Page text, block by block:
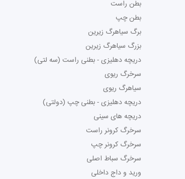
بطن راست
بطن چپ
برگ سیاهرگ زیرین
بزرگ سیاهرگ زیرین
دریچه دهلیزی - بطنی راست (سه لتی)
سرخرگ ریوی
سیاهرگ ریوی
دریچه دهلیزی - بطنی چپ (دولتی)
دریچه های سینی
سرخرگ کرونر راست
سرخرگ کرونر چپ
سرخرگ سباط اصلی
ورید و داج داخلی